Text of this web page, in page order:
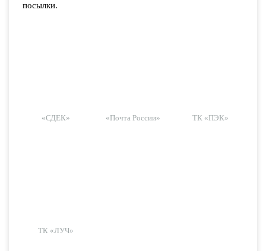
посылки.
«СДЕК» «Почта России» ТК «ПЭК»
ТК «ЛУЧ»